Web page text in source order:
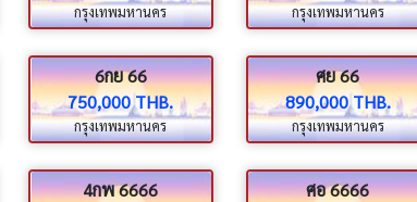
กรุงเทพมหานคร กรุงเทพมหานคร
6กย 66
750,000 THB.
กรุงเทพมหานคร
ศย 66
890,000 THB.
กรุงเทพมหานคร
4กพ 6666
ศอ 6666